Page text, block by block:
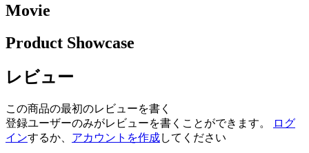
Movie
Product Showcase
レビュー
この商品の最初のレビューを書く
登録ユーザーのみがレビューを書くことができます。
ログ
インするか、 アカウントを作成してください